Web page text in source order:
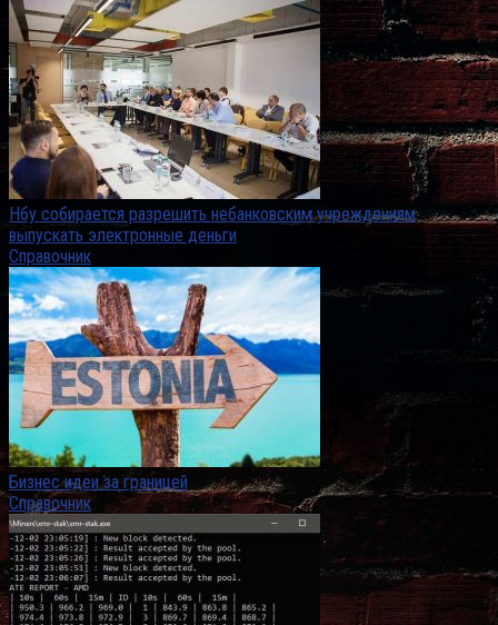
Нбу собирается разрешить небанковским учреждениям
выпускать электронные деньги
Справочник
Бизнес идеи за границей
Справочник